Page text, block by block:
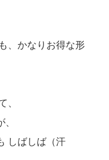
、かなりお得な形
、
しばしば（汗